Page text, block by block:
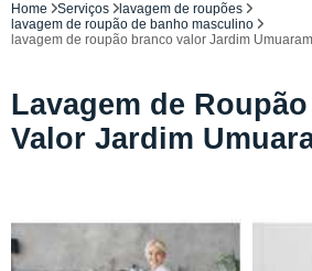
Home Serviços
lavagem de roupões
lavagem de roupão de banho masculino
lavagem de roupão branco valor Jardim
Lavagem de
Valor Jardim